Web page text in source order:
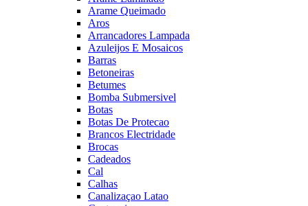
Arame Queimado
Aros
Arrancadores Lampada
Azuleijos E Mosaicos
Barras
Betoneiras
Betumes
Bomba Submersivel
Botas
Botas De Protecao
Brancos Electridade
Brocas
Cadeados
Cal
Calhas
Canalizaçao Latao